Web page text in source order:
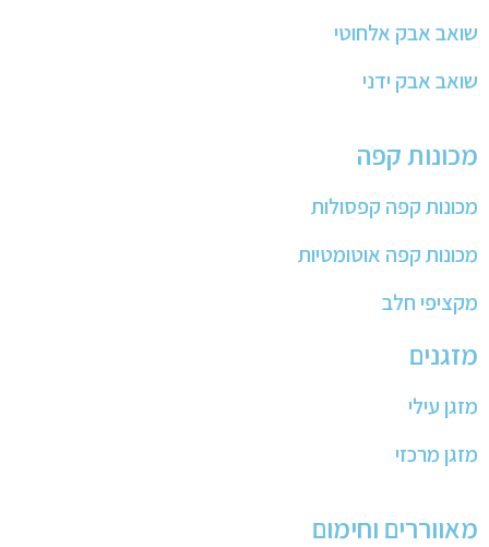
שואב אבק אלחוטי
שואב אבק ידני
מכונות קפה
מכונות קפה קפסולות
מכונות קפה אוטומטיות
מקציפי חלב
מזגנים
מזגן עילי
מזגן מרכזי
מאווררים וחימום